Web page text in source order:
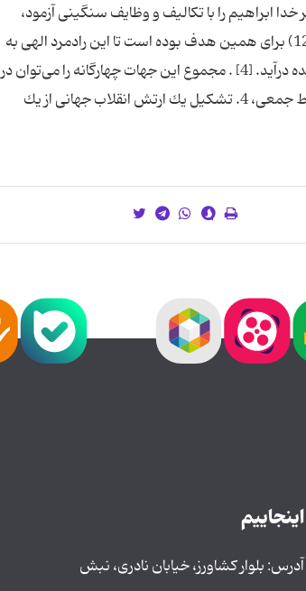
ابراهیم را با تكالیف و وظایف سنگینی آزمود،
چنان كه می‌فرماید: «وَإِذِ ابْتَلى إِبْراهیمَ رَبُّهُ بِكَلماتٍٍ فَأَتَمَّهُنَّ» (سوره بقره، آیه 124) برای همین هدف بوده است تا این رادمرد الهی به
قدری در كوران حوادث قرار گیرد كه در صلابت و استقامت به صورت فولاد آب دیده درآید. [4] . مجموع این جهات چهارگانه را می‌توان در
امور زیر خلاصه نمود: 1. تكامل روحی، 2. تكامل فرهنگی، 3. تكامل وسایل ارتباط جمعی، 4. تشكیل یك ارتش انقلاب جهانی از یك
آدرس: بلوار کشاورز، خیابان نادری، نبش